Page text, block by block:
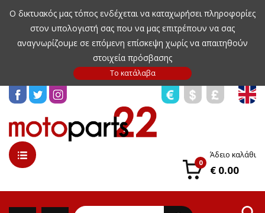
Ο δικτυακός μας τόπος ενδέχεται να καταχωρήσει πληροφορίες
στον υπολογιστή σας που να μας επιτρέπουν να σας
αναγνωρίζουμε σε επόμενη επίσκεψη χωρίς να απαιτηθούν
στοιχεία πρόσβασης
0
Άδειο καλάθι
€ 0.00